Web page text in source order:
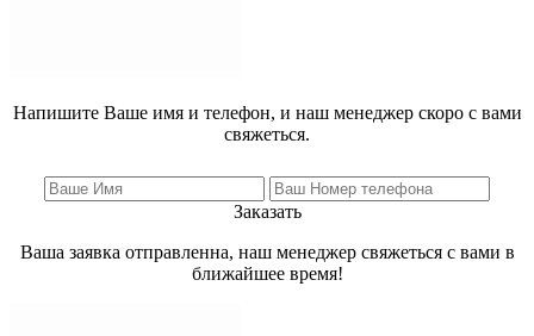
Напишите Ваше имя и телефон, и наш менеджер скоро с вами
свяжеться.
Заказать
Ваша заявка отправленна, наш менеджер свяжеться с вами в
ближайшее время!